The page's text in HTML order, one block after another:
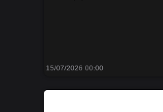
15/07/2026 00:00